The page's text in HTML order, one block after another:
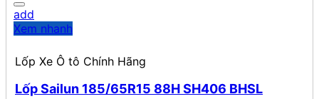
add
Xem nhanh
Lốp Xe Ô tô Chính Hãng
Lốp Sailun 185/65R15 88H SH406 BHSL